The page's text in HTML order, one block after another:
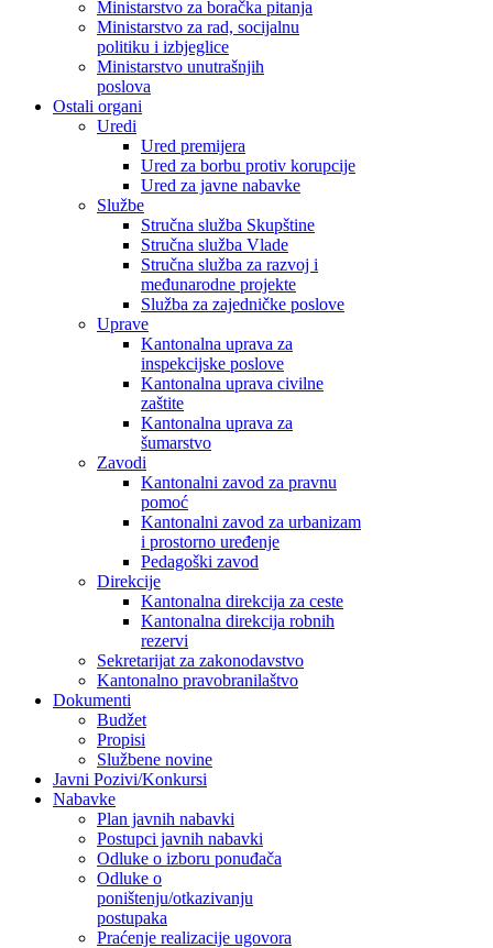
Ministarstvo za boračka pitanja
Ministarstvo za rad, socijalnu
politiku i izbjeglice
Ministarstvo unutrašnjih
poslova
Ostali organi
Uredi
Ured premijera
Ured za borbu protiv korupcije
Ured za javne nabavke
Službe
Stručna služba Skupštine
Stručna služba Vlade
Stručna služba za razvoj i
međunarodne projekte
Služba za zajedničke poslove
Uprave
Kantonalna uprava za
inspekcijske poslove
Kantonalna uprava civilne
zaštite
Kantonalna uprava za
šumarstvo
Zavodi
Kantonalni zavod za pravnu
pomoć
Kantonalni zavod za urbanizam
i prostorno uređenje
Pedagoški zavod
Direkcije
Kantonalna direkcija za ceste
Kantonalna direkcija robnih
rezervi
Sekretarijat za zakonodavstvo
Kantonalno pravobranilaštvo
Dokumenti
Budžet
Propisi
Službene novine
Javni Pozivi/Konkursi
Nabavke
Plan javnih nabavki
Postupci javnih nabavki
Odluke o izboru ponuđača
Odluke o
poništenju/otkazivanju
postupaka
Praćenje realizacije ugovora